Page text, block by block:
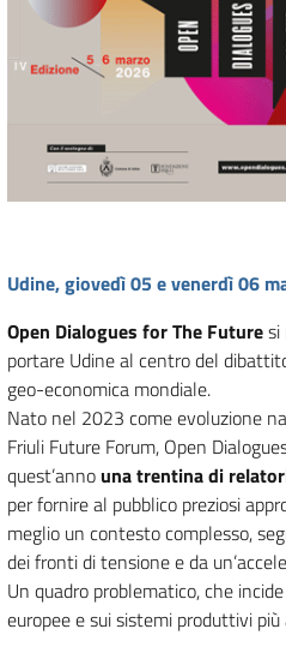
Udine, giovedì 05 e venerdì 06
Open Dialogues for The Futuresi
portare Udine al centro del
geo-economica mondiale.
Nato nel 2023 come evoluzione
Friuli Future Forum, Open
quest’anno una trentina di
per fornire al pubblico preziosi
meglio un contesto complesso,
dei fronti di tensione e da
Un quadro problematico, che
europee e sui sistemi produttivi